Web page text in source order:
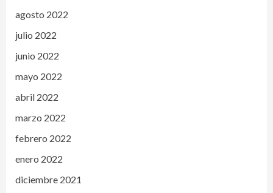
agosto 2022
julio 2022
junio 2022
mayo 2022
abril 2022
marzo 2022
febrero 2022
enero 2022
diciembre 2021